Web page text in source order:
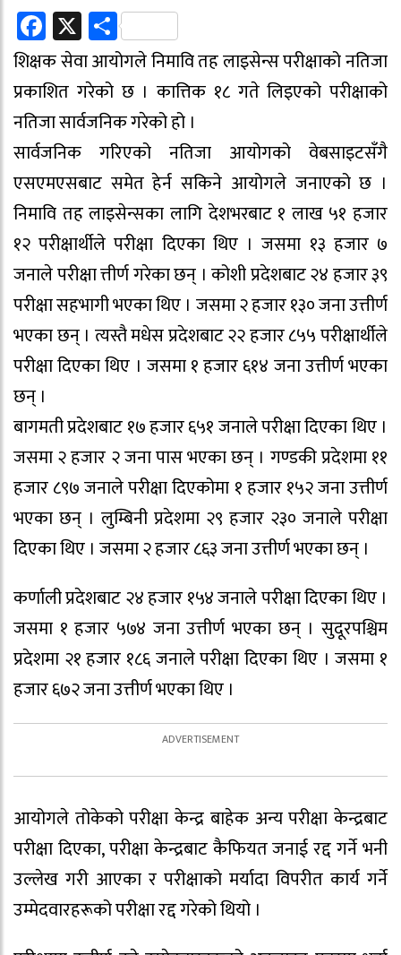
Facebook
X Share
शिक्षक सेवा आयोगले निमावि तह लाइसेन्स परीक्षाको नतिजा
प्रकाशित गरेको छ । कात्तिक १८ गते लिइएको परीक्षाको
नतिजा सार्वजनिक गरेको हो ।
सार्वजनिक गरिएको नतिजा आयोगको वेबसाइटसँगै
एसएमएसबाट समेत हेर्न सकिने आयोगले जनाएको छ ।
निमावि तह लाइसेन्सका लागि देशभरबाट १ लाख ५१ हजार
१२ परीक्षार्थीले परीक्षा दिएका थिए । जसमा १३ हजार ७
जनाले परीक्षा त्तीर्ण गरेका छन् । कोशी प्रदेशबाट २४ हजार ३९
परीक्षा सहभागी भएका थिए । जसमा २ हजार १३० जना उत्तीर्ण
भएका छन् । त्यस्तै मधेस प्रदेशबाट २२ हजार ८५५ परीक्षार्थीले
परीक्षा दिएका थिए । जसमा १ हजार ६१४ जना उत्तीर्ण भएका
छन् ।
बागमती प्रदेशबाट १७ हजार ६५१ जनाले परीक्षा दिएका थिए ।
जसमा २ हजार २ जना पास भएका छन् । गण्डकी प्रदेशमा ११
हजार ८९७ जनाले परीक्षा दिएकोमा १ हजार १५२ जना उत्तीर्ण
भएका छन् । लुम्बिनी प्रदेशमा २९ हजार २३० जनाले परीक्षा
दिएका थिए । जसमा २ हजार ८६३ जना उत्तीर्ण भएका छन् ।
कर्णाली प्रदेशबाट २४ हजार १५४ जनाले परीक्षा दिएका थिए ।
जसमा १ हजार ५७४ जना उत्तीर्ण भएका छन् । सुदूरपश्चिम
प्रदेशमा २१ हजार १८६ जनाले परीक्षा दिएका थिए । जसमा १
हजार ६७२ जना उत्तीर्ण भएका थिए ।
आयोगले तोकेको परीक्षा केन्द्र बाहेक अन्य परीक्षा केन्द्रबाट
परीक्षा दिएका, परीक्षा केन्द्रबाट कैफियत जनाई रद्द गर्ने भनी
उल्लेख गरी आएका र परीक्षाको मर्यादा विपरीत कार्य गर्ने
उम्मेदवारहरूको परीक्षा रद्द गरेको थियो ।